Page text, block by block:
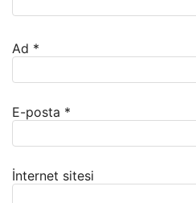
Ad *
E-posta *
İnternet sitesi